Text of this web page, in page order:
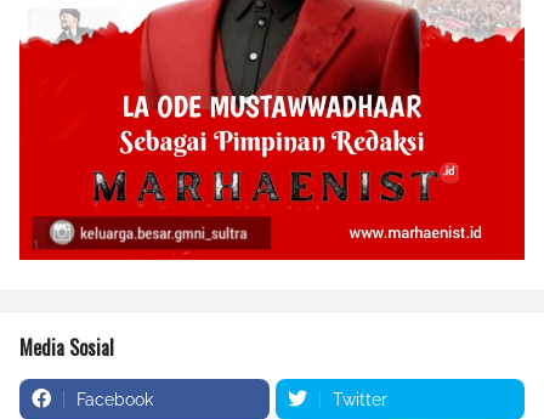
Media Sosial
Facebook Twitter